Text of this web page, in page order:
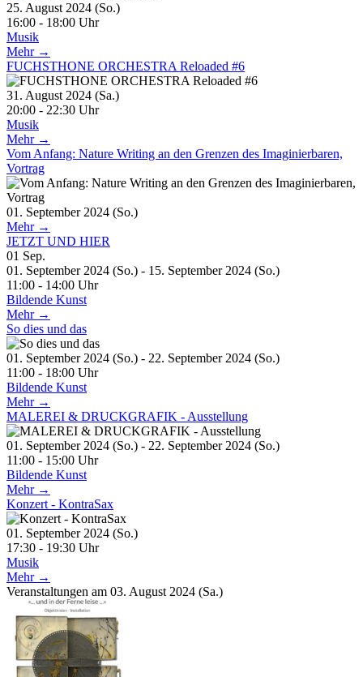
25. August 2024 (So.)
16:00 - 18:00 Uhr
Musik
Mehr →
FUCHSTHONE ORCHESTRA Reloaded #6
31. August 2024 (Sa.)
20:00 - 22:30 Uhr
Musik
Mehr →
Vom Anfang: Nature Writing an den Grenzen des Imaginierbaren,
Vortrag
01. September 2024 (So.)
Mehr →
JETZT UND HIER
01 Sep.
01. September 2024 (So.) - 15. September 2024 (So.)
11:00 - 14:00 Uhr
Bildende Kunst
Mehr →
So dies und das
01. September 2024 (So.) - 22. September 2024 (So.)
11:00 - 18:00 Uhr
Bildende Kunst
Mehr →
MALEREI & DRUCKGRAFIK - Ausstellung
01. September 2024 (So.) - 22. September 2024 (So.)
11:00 - 15:00 Uhr
Bildende Kunst
Mehr →
Konzert - KontraSax
01. September 2024 (So.)
17:30 - 19:30 Uhr
Musik
Mehr →
Veranstaltungen am 03. August 2024 (Sa.)